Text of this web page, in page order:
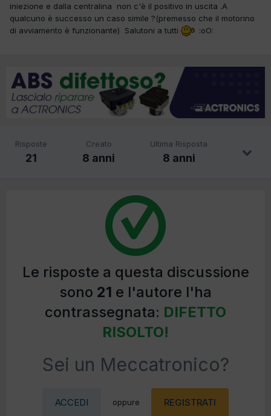
iniezione e dalla centralina non c'è il positivo in uscita .A
qualcuno è successo un caso simile ?(premesso che il motorino
di avviamento è funzionante) Salutoni a tutti
:oO:
Risposte
21
Creato
8 anni
Ultima Risposta
8 anni
Le risposte a questa discussione
sono 21 e l'autore l'ha
contrassegnata: DIFETTO
RISOLTO!
Sei un Meccatronico?
ACCEDI oppure REGISTRATI